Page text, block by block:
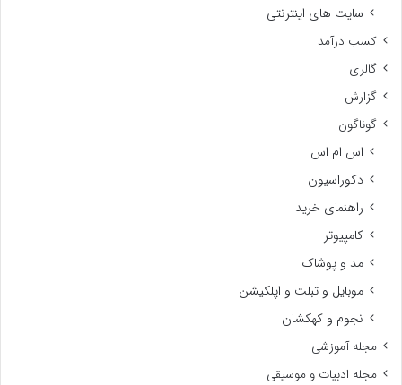
سایت های اینترنتی
کسب درآمد
گالری
گزارش
گوناگون
اس ام اس
دکوراسیون
راهنمای خرید
کامپیوتر
مد و پوشاک
موبایل و تبلت و اپلکیشن
نجوم و کهکشان
مجله آموزشی
مجله ادبیات و موسیقی